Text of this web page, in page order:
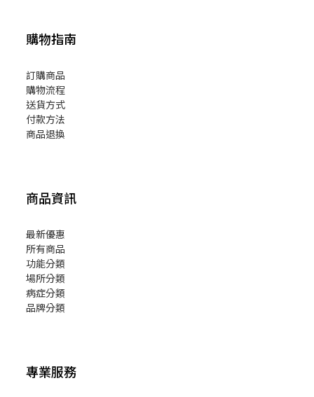
購物指南
訂購商品
購物流程
送貨方式
付款方法
商品退換
商品資訊
最新優惠
所有商品
功能分類
場所分類
病症分類
品牌分類
專業服務